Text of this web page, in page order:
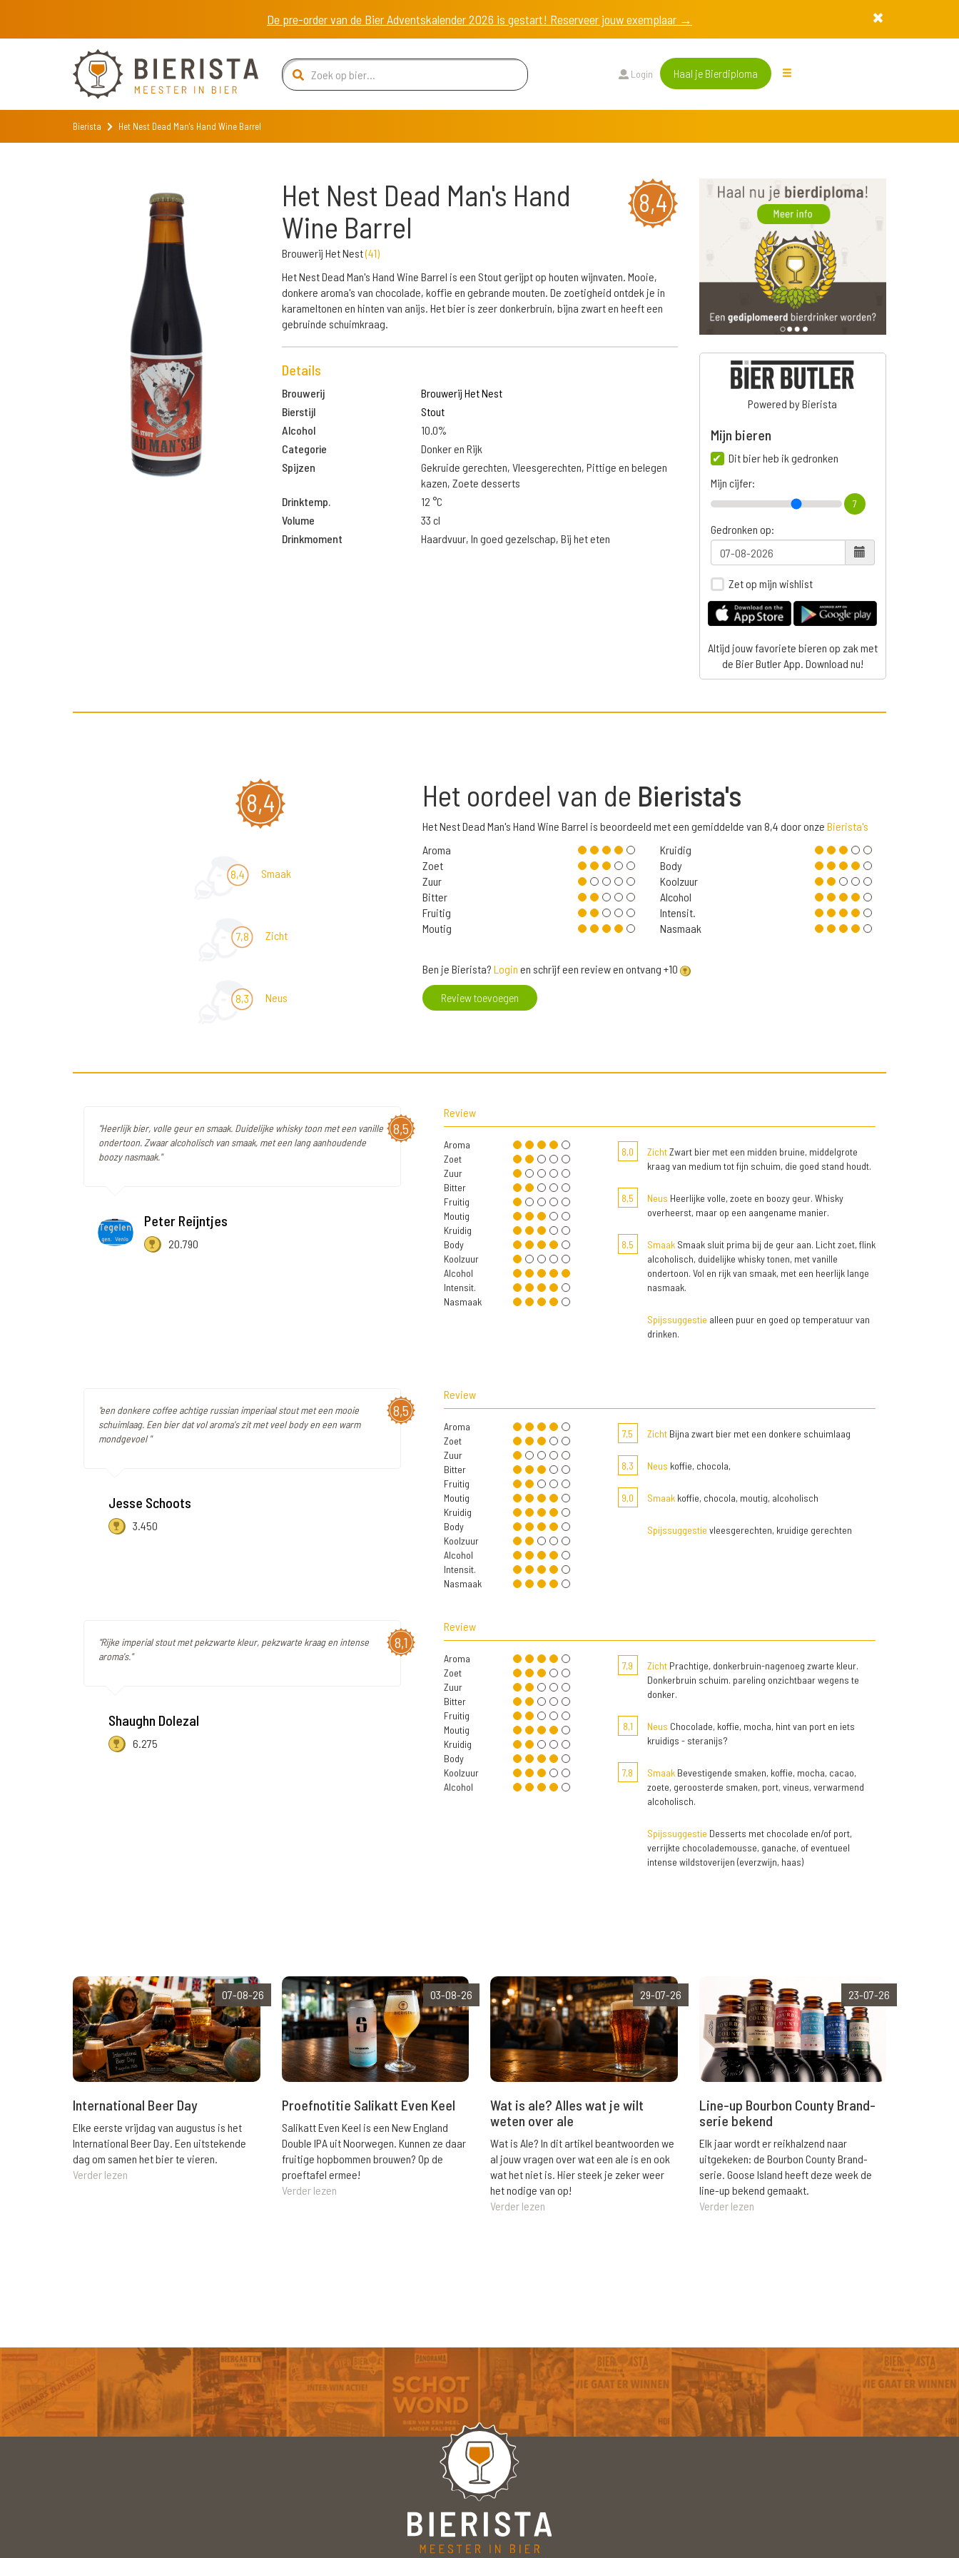
De pre-order van de Bier Adventskalender 2026 is gestart! Reserveer jouw exemplaar →
Login Haal je Bierdiploma
Bierista Het Nest Dead Man's Hand Wine Barrel
8,4
Het Nest Dead Man's Hand
Wine Barrel
Brouwerij Het Nest(41)
Het Nest Dead Man's Hand Wine Barrel is een Stout gerijpt op houten wijnvaten. Mooie,
donkere aroma's van chocolade, koffie en gebrande mouten. De zoetigheid ontdek je in
karameltonen en hinten van anijs. Het bier is zeer donkerbruin, bijna zwart en heeft een
gebruinde schuimkraag.
Details
Brouwerij
Brouwerij Het Nest
Bierstijl
Stout
Alcohol
10.0%
Categorie
Donker en Rijk
Spijzen
Gekruide gerechten, Vleesgerechten, Pittige en belegen
kazen, Zoete desserts
Drinktemp.
12 °C
Volume
33 cl
Drinkmoment
Haardvuur, In goed gezelschap, Bij het eten
Powered by Bierista
Mijn bieren
Dit bier heb ik gedronken
Mijn cijfer:
7
Gedronken op:
Zet op mijn wishlist
Altijd jouw favoriete bieren op zak met
de Bier Butler App. Download nu!
8,4
8,4 Smaak
7,8 Zicht
8,3 Neus
Het oordeel van de Bierista's
Het Nest Dead Man's Hand Wine Barrel is beoordeeld met een gemiddelde van 8,4 door onze Bierista's
Aroma
Zoet
Zuur
Bitter
Fruitig
Moutig
Kruidig
Body
Koolzuur
Alcohol
Intensit.
Nasmaak
Ben je Bierista? Login en schrijf een review en ontvang +10
Review toevoegen
8,5
"Heerlijk bier, volle geur en smaak. Duidelijke whisky toon met een vanille
ondertoon. Zwaar alcoholisch van smaak, met een lang aanhoudende
boozy nasmaak."
Peter Reijntjes
20.790
Review
Aroma
Zoet
Zuur
Bitter
Fruitig
Moutig
Kruidig
Body
Koolzuur
Alcohol
Intensit.
Nasmaak
8,0 ZichtZwart bier met een midden bruine, middelgrote
kraag van medium tot fijn schuim, die goed stand houdt.
8,5 Neus Heerlijke volle, zoete en boozy geur. Whisky
overheerst, maar op een aangename manier.
8,5 SmaakSmaak sluit prima bij de geur aan. Licht zoet, flink
alcoholisch, duidelijke whisky tonen, met vanille
ondertoon. Vol en rijk van smaak, met een heerlijk lange
nasmaak.
Spijssuggestie alleen puur en goed op temperatuur van
drinken.
8,5
"een donkere coffee achtige russian imperiaal stout met een mooie
schuimlaag. Een bier dat vol aroma's zit met veel body en een warm
mondgevoel "
Jesse Schoots
3.450
Review
Aroma
Zoet
Zuur
Bitter
Fruitig
Moutig
Kruidig
Body
Koolzuur
Alcohol
Intensit.
Nasmaak
7,5 ZichtBijna zwart bier met een donkere schuimlaag
8,3 Neus koffie, chocola,
9,0 Smaakkoffie, chocola, moutig, alcoholisch
Spijssuggestie vleesgerechten, kruidige gerechten
8,1
"Rijke imperial stout met pekzwarte kleur, pekzwarte kraag en intense
aroma's."
Shaughn Dolezal
6.275
Review
Aroma
Zoet
Zuur
Bitter
Fruitig
Moutig
Kruidig
Body
Koolzuur
Alcohol
7,9 ZichtPrachtige, donkerbruin-nagenoeg zwarte kleur.
Donkerbruin schuim. pareling onzichtbaar wegens te
donker.
8,1 Neus Chocolade, koffie, mocha, hint van port en iets
kruidigs - steranijs?
7,8 SmaakBevestigende smaken, koffie, mocha, cacao,
zoete, geroosterde smaken, port, vineus, verwarmend
alcoholisch.
Spijssuggestie Desserts met chocolade en/of port,
verrijkte chocolademousse, ganache, of eventueel
intense wildstoverijen (everzwijn, haas)
07-08-26
International Beer Day
Elke eerste vrijdag van augustus is het
International Beer Day. Een uitstekende
dag om samen het bier te vieren.
Verder lezen
03-08-26
Proefnotitie Salikatt Even Keel
Salikatt Even Keel is een New England
Double IPA uit Noorwegen. Kunnen ze daar
fruitige hopbommen brouwen? Op de
proeftafel ermee!
Verder lezen
29-07-26
Wat is ale? Alles wat je wilt
weten over ale
Wat is Ale? In dit artikel beantwoorden we
al jouw vragen over wat een ale is en ook
wat het niet is. Hier steek je zeker weer
het nodige van op!
Verder lezen
23-07-26
Line-up Bourbon County Brand-
serie bekend
Elk jaar wordt er reikhalzend naar
uitgekeken: de Bourbon County Brand-
serie. Goose Island heeft deze week de
line-up bekend gemaakt.
Verder lezen